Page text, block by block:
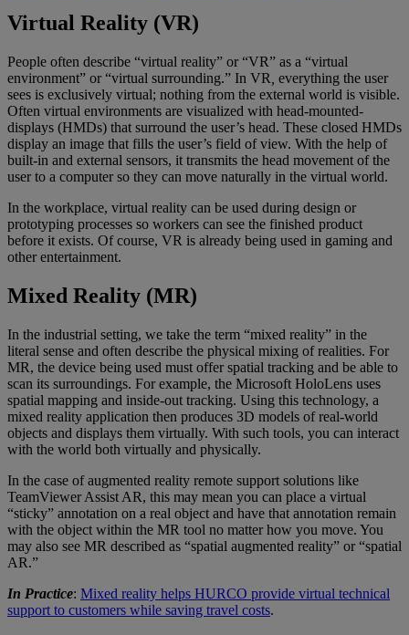
Virtual Reality (VR)
People often describe “virtual reality” or “VR” as a “virtual
environment” or “virtual surrounding.” In VR everything the user
sees is exclusively virtual; nothing from the external world is visible.
Often virtual environments are visualized with head-mounted-
displays (HMDs) that surround the user’s head. These closed HMDs
display an image that fills the user’s field of view. With the help of
built-in and external sensors, it transmits the head movement of the
user to a computer so they can move naturally in the virtual world.
In the workplace, virtual reality can be used during design or
prototyping processes so workers can see the finished product
before it exists. Of course, VR is already being used in gaming and
other entertainment.
Mixed Reality (MR)
In the industrial setting, we take the term “mixed reality” in the
literal sense and often describe the physical mixing of realities. For
MR, the device being used must offer spatial tracking and be able to
scan its surroundings. For example, the Microsoft HoloLens uses
spatial mapping and inside-out tracking. Using this technology, a
mixed reality application then produces 3D models of real-world
objects and displays them virtually. With such tools, you can interact
with the world both virtually and physically.
In the case of augmented reality remote support solutions like
TeamViewer Assist AR, this may mean you can place a virtual
“sticky” annotation on a real object and have that annotation remain
with the object within the MR tool no matter how you move. You
may also see MR described as “spatial augmented reality” or “spatial
AR.”
In Practice: Mixed reality helps HURCO provide virtual technical
support to customers while saving travel costs.